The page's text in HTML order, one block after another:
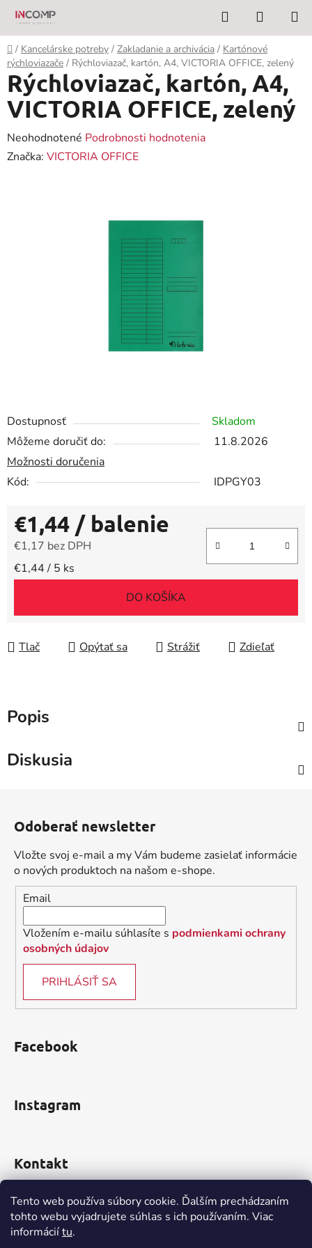
Tento web používa súbory cookie. Ďalším prechádzaním
tohto webu vyjadrujete súhlas s ich používaním. Viac
informáciítu.
Prejsť
obsah
Hľadať
KOŠÍK
Domov
/ Kancelárske potreby / Zakladanie a archivácia / Kartónové
rýchloviazače / Rýchloviazač, kartón, A4, VICTORIA OFFICE, zelený
Dostupnosť
Skladom
Môžeme doručiť do:
11.8.2026
Možnosti doručenia
Kód:
IDPGY03
€1,44 / balenie
€1,17 bez DPH
Jednotková cena:
€1,44 / 5 ks
DO KOŠÍKA
Tlač Opýtať sa Strážiť Zdieľať
Rýchloviazač, kartón, A4,
VICTORIA OFFICE, zelený
Priemerné
hodnotenie
Neohodnotené Podrobnosti hodnotenia
Značka: VICTORIA OFFICE
Popis
Diskusia
Odoberať newsletter
Vložte svoj e-mail a my Vám budeme zasielať informácie
o nových produktoch na našom e-shope.
Email
Vložením e-mailu súhlasíte s podmienkami ochrany
osobných údajov
PRIHLÁSIŤ SA
Facebook
Instagram
Kontakt
obchod@incomp.sk
0910 999 552